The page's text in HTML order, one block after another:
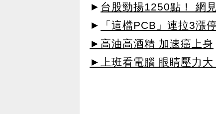
► 台股勁揚1250點！ 網
►
「這檔PCB」連拉3漲
►高油高酒精 加速癌上身
►上班看電腦 眼睛壓力